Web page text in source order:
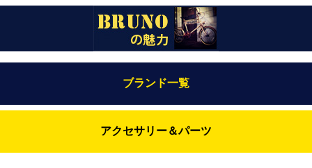
ブランド一覧
Bianchi（ビアンキ）
BRUNO(ブルーノ)アクセサリー＆パーツ